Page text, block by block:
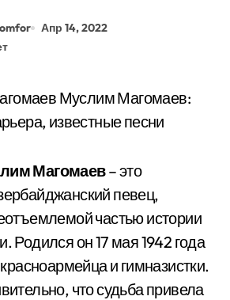
Апр 14, 2022
Магомаев– это
певец,
частью истории
Родился он 17 мая 1942 года
и гимназистки.
что судьба привела